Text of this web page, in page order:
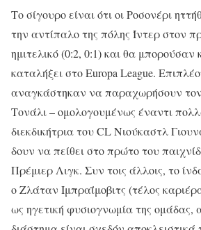
Το σίγουρο είναι ότι οι Ροσονέρι
την αντίπαλο της πόλης Ίντερ στον
ημιτελικό (0:2, 0:1) και θα
καταλήξει στο Europa League.
αναγκάστηκαν να παραχωρήσουν
Τονάλι – ομολογουμένως έναντι
διεκδικήτρια του CL Νιούκαστλ
δουν να πείθει στο πρώτο του
Πρέμιερ Λιγκ. Συν τοις άλλοις, το
ο Ζλάταν Ιμπραΐμοβιτς (τέλος
ως ηγετική φυσιογνωμία της ομάδας,